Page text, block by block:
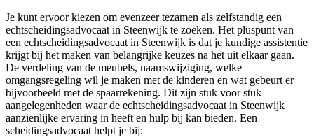
Je kunt ervoor kiezen om evenzeer tezamen als zelfstandig een
echtscheidingsadvocaat in Steenwijk te zoeken. Het pluspunt van
een echtscheidingsadvocaat in Steenwijk is dat je kundige assistentie
krijgt bij het maken van belangrijke keuzes na het uit elkaar gaan.
De verdeling van de meubels, naamswijziging, welke
omgangsregeling wil je maken met de kinderen en wat gebeurt er
bijvoorbeeld met de spaarrekening. Dit zijn stuk voor stuk
aangelegenheden waar de echtscheidingsadvocaat in Steenwijk
aanzienlijke ervaring in heeft en hulp bij kan bieden. Een
scheidingsadvocaat helpt je bij: